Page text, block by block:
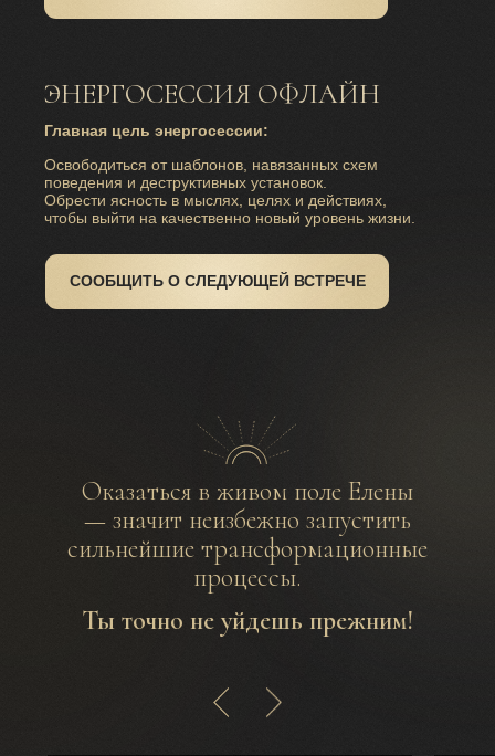
Освободиться от шаблонов, навязанных схем
поведения и деструктивных установок.
Обрести ясность в мыслях, целях и действиях,
чтобы выйти на качественно новый уровень жизни.
ЭНЕРГОСЕССИЯ ОФЛАЙН
Главная цель энергосессии:
СООБЩИТЬ О СЛЕДУЮЩЕЙ ВСТРЕЧЕ
Оказаться в живом поле Елены
— значит неизбежно запустить
сильнейшие трансформационные
процессы.
Ты точно не уйдешь прежним!